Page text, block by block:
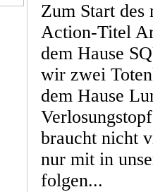
Zum Start
Action-Titel
dem Hause
wir zwei
dem Hause
braucht nicht
nur mit in
folgen...